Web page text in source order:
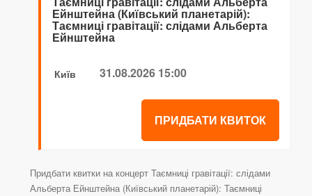
Ейнштейна (Київський планетарій):
Таємниці гравітації: слідами Альберта
Ейнштейна
Київ 31.08.2026 15:00
ПРИДБАТИ КВИТОК
Придбати квитки на концерт Таємниці гравітації: слідами
Альберта Ейнштейна (Київський планетарій): Таємниці